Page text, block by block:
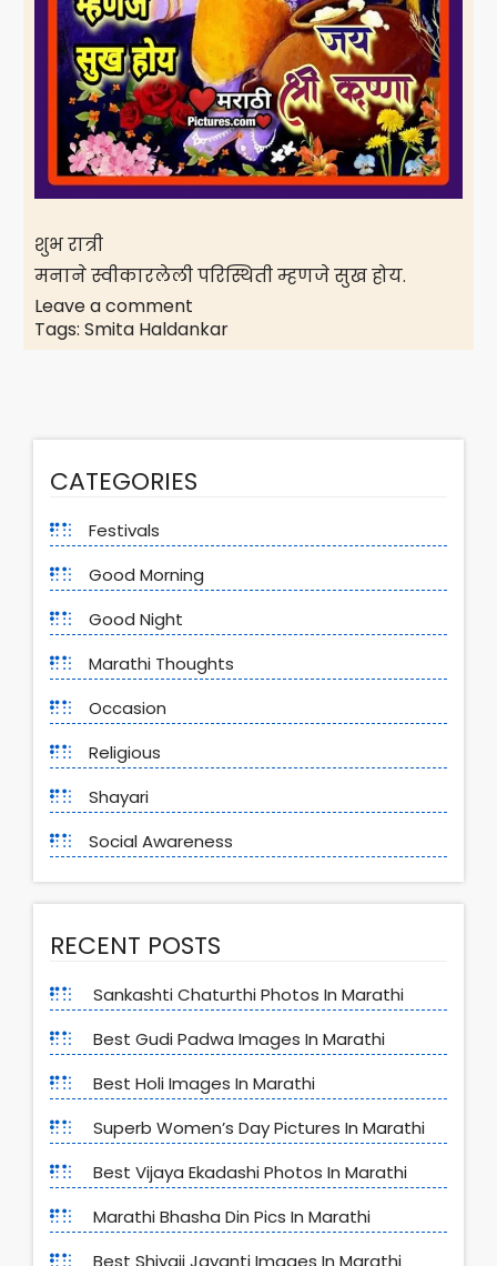
शुभ रात्री
मनाने स्वीकारलेली परिस्थिती म्हणजे सुख होय.
Leave a comment
Tags: Smita Haldankar
CATEGORIES
Festivals
Good Morning
Good Night
Marathi Thoughts
Occasion
Religious
Shayari
Social Awareness
RECENT POSTS
Sankashti Chaturthi Photos In Marathi
Best Gudi Padwa Images In Marathi
Best Holi Images In Marathi
Superb Women’s Day Pictures In Marathi
Best Vijaya Ekadashi Photos In Marathi
Marathi Bhasha Din Pics In Marathi